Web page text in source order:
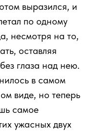
выразился, и
по одному
несмотря на то,
оставляя
глаза над нею.
в самом
виде, но теперь
самое
ужасных двух